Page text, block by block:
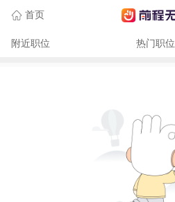
首页
附近职位 热门职位